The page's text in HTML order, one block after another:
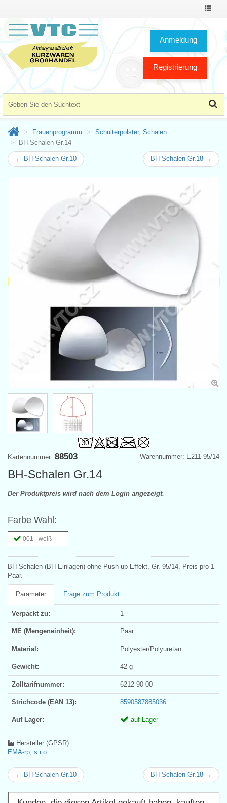
Toggle
Anmeldung
Registrierung
Frauenprogramm
Schulterpolster, Schalen
BH-Schalen Gr.14
← BH-Schalen Gr.10 BH-Schalen Gr.18 →
Warennummer: E211 95/14
Kartennummer: 88503
BH-Schalen Gr.14
Der Produktpreis wird nach dem Login angezeigt.
Farbe Wahl:
001 - weiß
BH-Schalen (BH-Einlagen) ohne Push-up Effekt, Gr. 95/14, Preis pro 1
Paar.
Parameter Frage zum Produkt
Verpackt zu: 1
ME (Mengeneinheit): Paar
Material: Polyester/Polyuretan
Gewicht: 42 g
Zolltarifnummer: 6212 90 00
Strichcode (EAN 13): 8590587885036
Auf Lager: auf Lager
Hersteller (GPSR):
EMA-rp, s.r.o.
← BH-Schalen Gr.10 BH-Schalen Gr.18 →